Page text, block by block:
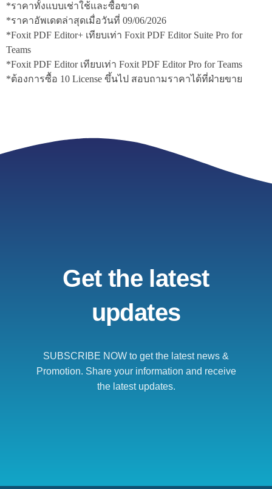
*ราคาทั้งแบบเช่าใช้และซื้อขาด
*ราคาอัพเดตล่าสุดเมื่อวันที่ 09/06/2026
*Foxit PDF Editor+ เทียบเท่า Foxit PDF Editor Suite Pro for
Teams
*Foxit PDF Editor เทียบเท่า Foxit PDF Editor Pro for Teams
*ต้องการซื้อ 10 License ขึ้นไป สอบถามราคาได้ที่ฝ่ายขาย
Get the latest
updates
SUBSCRIBE NOW to get the latest news &
Promotion. Share your information and receive
the latest updates.